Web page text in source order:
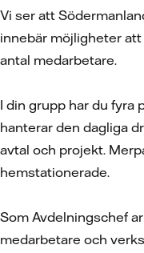
Vi ser att
innebär möjligheter
antal medarbetare.
I din grupp har du fyra
hanterar den dagliga
avtal och projekt.
hemstationerade.
Som Avdelningschef
medarbetare och